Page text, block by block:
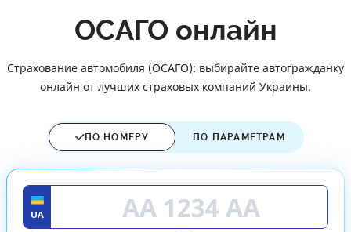
ОСАГО онлайн
Страхование автомобиля (ОСАГО): выбирайте автогражданку
онлайн от лучших страховых компаний Украины.
ПО НОМЕРУ ПО ПАРАМЕТРАМ